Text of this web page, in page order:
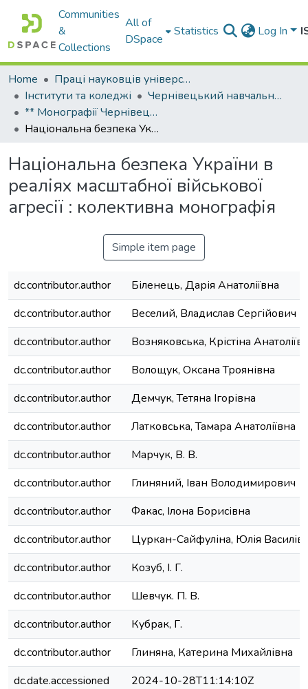
Communities
&
Collections
All of
DSpace
Statistics Log In
Home
Праці науковців університету
Інститути та коледжі
Чернівецький навчально-науковий юридичний інститут Національного університету «Одеська юридична академія»
** Монографії Чернівецького навчально-наукового юридичного інституту Національного університету «Одеська юридична академія»
Національна безпека України в реаліях масштабної військової агресії : колективна монографія
Національна безпека України в
реаліях масштабної військової
агресії : колективна монографія
Simple item page
dc.contributor.author
Біленець, Дарія Анатоліївна
dc.contributor.author
Веселий, Владислав Сергійович
dc.contributor.author
Возняковська, Крістіна
dc.contributor.author
Волощук, Оксана Троянівна
dc.contributor.author
Демчук, Тетяна Ігорівна
dc.contributor.author
Латковська, Тамара Анатоліївна
dc.contributor.author
Марчук, В. В.
dc.contributor.author
Глиняний, Іван Володимирович
dc.contributor.author
Факас, Ілона Борисівна
dc.contributor.author
Цуркан-Сайфуліна, Юлія
dc.contributor.author
Козуб, І. Г.
dc.contributor.author
Шевчук. П. В.
dc.contributor.author
Кубрак, Г.
dc.contributor.author
Глиняна, Катерина Михайлівна
dc.date.accessioned
2024-10-28T11:14:10Z